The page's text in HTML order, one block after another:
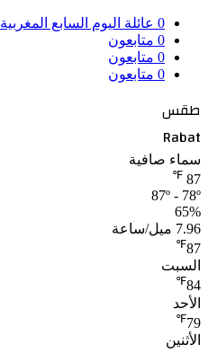
0 عائلة اليوم السابع المغربية
0 متابعون
0 متابعون
0 متابعون
طقس
Rabat
سماء صافية
87
℉
87º - 78º
65%
7.96 ميل/ساعة
87
℉
السبت
84
℉
الأحد
79
℉
الأثنين